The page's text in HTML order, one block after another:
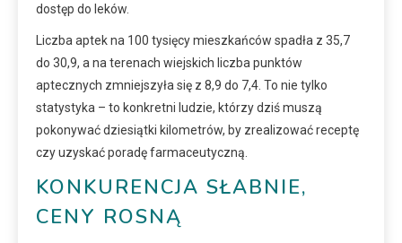
dostęp do leków.
Liczba aptek na 100 tysięcy mieszkańców spadła z 35,7
do 30,9, a na terenach wiejskich liczba punktów
aptecznych zmniejszyła się z 8,9 do 7,4. To nie tylko
statystyka – to konkretni ludzie, którzy dziś muszą
pokonywać dziesiątki kilometrów, by zrealizować receptę
czy uzyskać poradę farmaceutyczną.
KONKURENCJA SŁABNIE,
CENY ROSNĄ